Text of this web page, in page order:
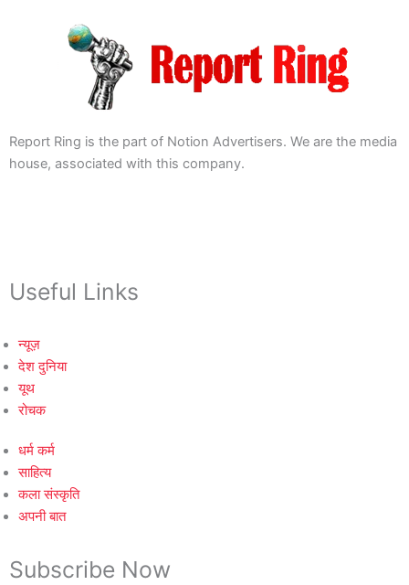
Report Ring is the part of Notion Advertisers. We are the media
house, associated with this company.
Useful Links
न्यूज़
देश दुनिया
यूथ
रोचक
धर्म कर्म
साहित्य
कला संस्कृति
अपनी बात
Subscribe Now